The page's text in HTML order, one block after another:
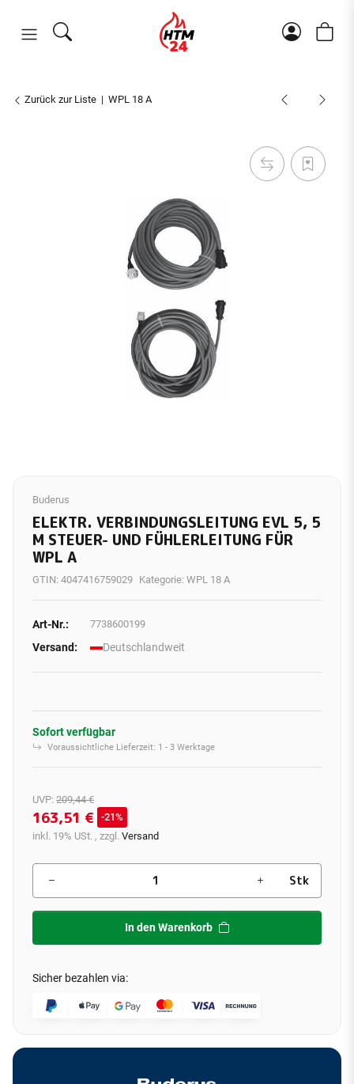
Zurück zur Liste WPL 18 A
Buderus
ELEKTR. VERBINDUNGSLEITUNG EVL 5, 5
M STEUER- UND FÜHLERLEITUNG FÜR
WPL A
GTIN: 4047416759029 Kategorie: WPL 18 A
Art-Nr.: 7738600199
Versand: Deutschlandweit
Sofort verfügbar
Voraussichtliche Lieferzeit: 1 - 3 Werktage
UVP: 209,44 €
163,51 €
21%
inkl. 19% USt. , zzgl. Versand
Stk
In den Warenkorb
Sicher bezahlen via: